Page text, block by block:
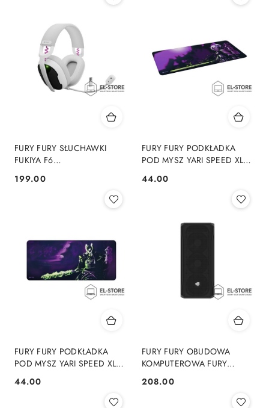
FURY FURY SŁUCHAWKI
FUKIYA F6
Cena:
199.00
FURY FURY PODKŁADKA
POD MYSZ YARI SPEED XL
Cena:
44.00
FURY FURY PODKŁADKA
POD MYSZ YARI SPEED XL
Cena:
44.00
FURY FURY OBUDOWA
KOMPUTEROWA FURY
OKNEM CZARNA
Cena:
208.00